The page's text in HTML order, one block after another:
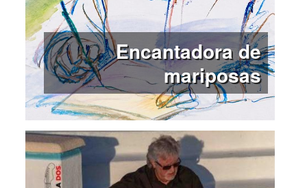
Encantadora de
mariposas